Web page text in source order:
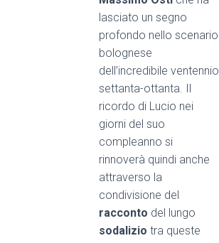
lasciato un segno
profondo nello scenario
bolognese
dell’incredibile ventennio
settanta-ottanta. Il
ricordo di Lucio nei
giorni del suo
compleanno si
rinnoverà quindi anche
attraverso la
condivisione del
racconto del lungo
sodalizio tra queste